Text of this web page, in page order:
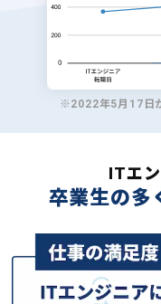
※2022年5月17日
ITエ
卒業生の多